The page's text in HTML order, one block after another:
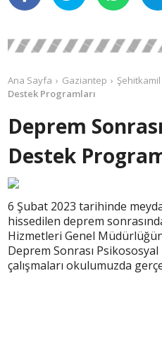
Ana Sayfa Gaziantep Şehitkamil
Destek Programları
Deprem
Destek
6 Şubat 2023 tarihinde
hissedilen deprem
Hizmetleri Genel
Deprem Sonrası Psikososyal
çalışmaları okulumuzda